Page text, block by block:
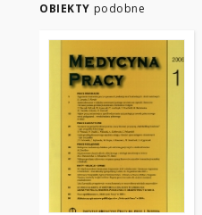
OBIEKTY podobne